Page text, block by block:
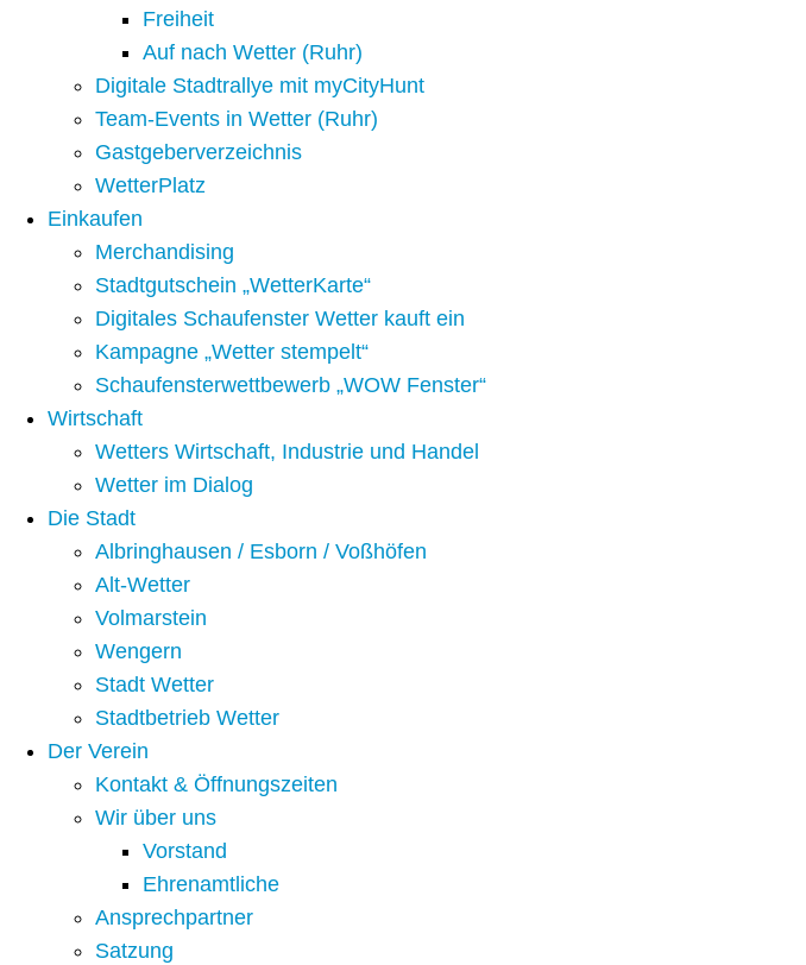
Freiheit
Auf nach Wetter (Ruhr)
Digitale Stadtrallye mit myCityHunt
Team-Events in Wetter (Ruhr)
Gastgeberverzeichnis
WetterPlatz
Einkaufen
Merchandising
Stadtgutschein „WetterKarte“
Digitales Schaufenster Wetter kauft ein
Kampagne „Wetter stempelt“
Schaufensterwettbewerb „WOW Fenster“
Wirtschaft
Wetters Wirtschaft, Industrie und Handel
Wetter im Dialog
Die Stadt
Albringhausen / Esborn / Voßhöfen
Alt-Wetter​
Volmarstein
Wengern
Stadt Wetter
Stadtbetrieb Wetter
Der Verein
Kontakt & Öffnungszeiten
Wir über uns
Vorstand
Ehrenamtliche
Ansprechpartner
Satzung